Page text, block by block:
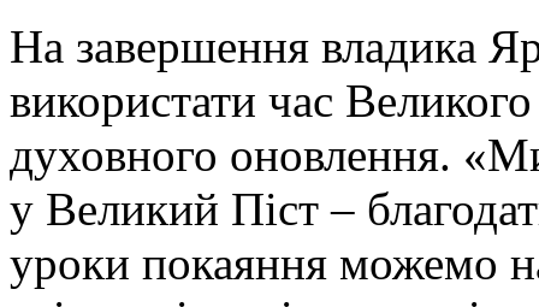
На завершення владика
використати час
духовного оновлення.
у Великий Піст –
уроки покаяння можемо